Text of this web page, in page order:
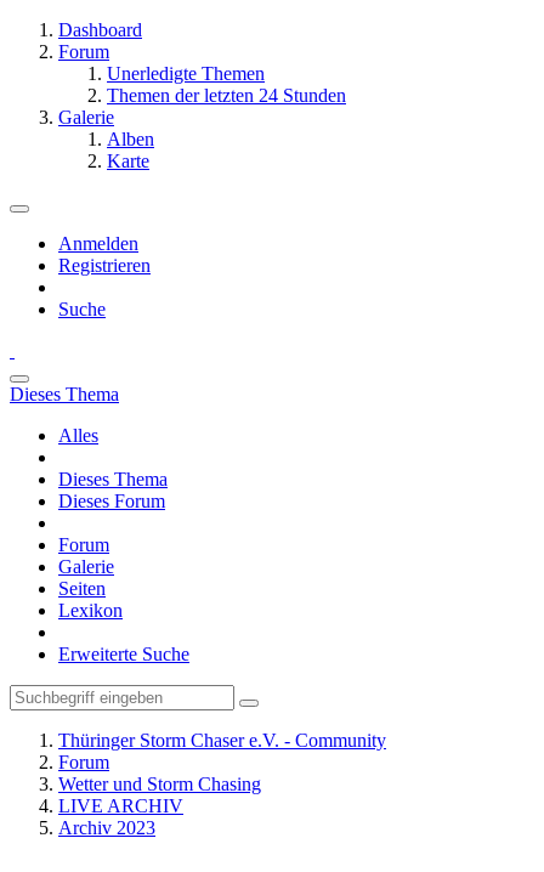
Dashboard
Forum
Unerledigte Themen
Themen der letzten 24 Stunden
Galerie
Alben
Karte
Anmelden
Registrieren
Suche
Dieses Thema
Alles
Dieses Thema
Dieses Forum
Forum
Galerie
Seiten
Lexikon
Erweiterte Suche
Thüringer Storm Chaser e.V. - Community
Forum
Wetter und Storm Chasing
LIVE ARCHIV
Archiv 2023